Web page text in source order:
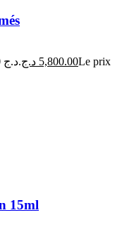
Le prix initial était : 6,500.00 د.ج. 5,800.00 د.ج
Le prix
15ml